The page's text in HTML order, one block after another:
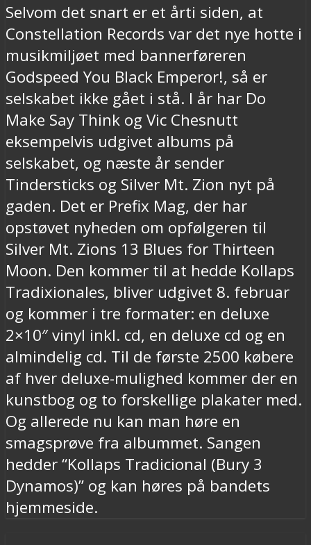
Selvom det snart er et årti siden, at
Constellation Records var det nye hotte i
musikmiljøet med bannerføreren
Godspeed You Black Emperor!, så er
selskabet ikke gået i stå. I år har Do
Make Say Think og Vic Chesnutt
eksempelvis udgivet albums på
selskabet, og næste år sender
Tindersticks og Silver Mt. Zion nyt på
gaden. Det er Prefix Mag, der har
opstøvet nyheden om opfølgeren til
Silver Mt. Zions 13 Blues for Thirteen
Moon. Den kommer til at hedde Kollaps
Tradixionales, bliver udgivet 8. februar
og kommer i tre formater: en deluxe
2×10″ vinyl inkl. cd, en deluxe cd og en
almindelig cd. Til de første 2500 købere
af hver deluxe-mulighed kommer der en
kunstbog og to forskellige plakater med.
Og allerede nu kan man høre en
smagsprøve fra albummet. Sangen
hedder “Kollaps Tradicional (Bury 3
Dynamos)” og kan høres på bandets
hjemmeside.